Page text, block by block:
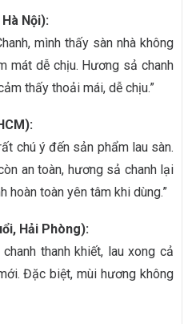
Nội):
mình thấy sàn nhà không
mát dễ chịu. Hương sả chanh
thấy thoải mái, dễ chịu.”
chú ý đến sản phẩm lau sàn.
an toàn, hương sả chanh lại
hoàn toàn yên tâm khi dùng.”
Hải Phòng):
thanh khiết, lau xong cả
Đặc biệt, mùi hương không